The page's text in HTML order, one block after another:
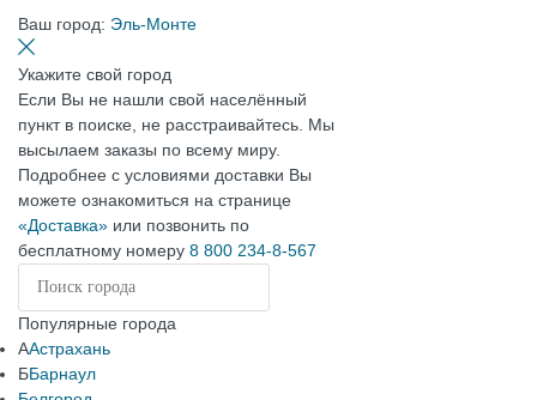
Ваш город: Эль-Монте
Укажите свой город
Если Вы не нашли свой населённый
пункт в поиске, не расстраивайтесь. Мы
высылаем заказы по всему миру.
Подробнее с условиями доставки Вы
можете ознакомиться на странице
«Доставка» или позвонить по
бесплатному номеру 8 800 234-8-567
Популярные города
ААстрахань
ББарнаул